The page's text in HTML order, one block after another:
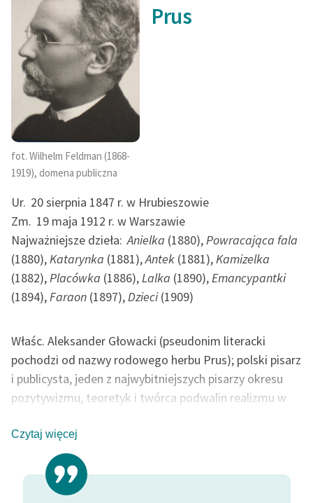
fot. Wilhelm Feldman (1868-
1919), domena publiczna
Prus
Ur. 20 sierpnia 1847 r. w Hrubieszowie
Zm. 19 maja 1912 r. w Warszawie
Najważniejsze dzieła: Anielka (1880),Powracająca fala
(1880),Katarynka (1881),Antek (1881),Kamizelka
(1882),Placówka (1886),Lalka (1890),Emancypantki
(1894),Faraon (1897),Dzieci(1909)
Właśc. Aleksander Głowacki (pseudonim literacki
pochodzi od nazwy rodowego herbu Prus); polski pisarz
i publicysta, jeden z najwybitniejszych pisarzy okresu
pozytywizmu, teoretyk i twórca podwalin realizmu w
z dziełami Karola Dickensa i Antoniego Czechowa.
Wcześnie stracił rodziców, wychowywali go krewni,
przez pewien czas w Kielcach pozostawał m.in. pod
opieką brata Leona, działacza „czerwonych”. Zapewne
Czytaj więcej